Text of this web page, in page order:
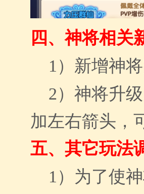
四、神将相关
1）新增神
2）神将升级
加左右箭头，
五、 其它玩法
1） 为了使神